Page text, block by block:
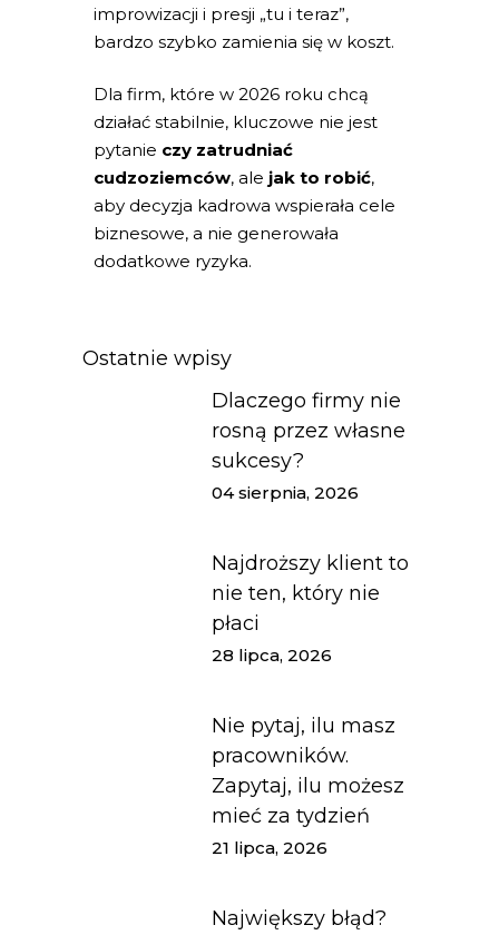
improwizacji i presji „tu i teraz”,
bardzo szybko zamienia się w koszt.
Dla firm, które w 2026 roku chcą
działać stabilnie, kluczowe nie jest
pytanie czy zatrudniać
cudzoziemców, ale jak to robić,
aby decyzja kadrowa wspierała cele
biznesowe, a nie generowała
dodatkowe ryzyka.
Ostatnie wpisy
Dlaczego firmy nie
rosną przez własne
sukcesy?
04 sierpnia, 2026
Najdroższy klient to
nie ten, który nie
płaci
28 lipca, 2026
Nie pytaj, ilu masz
pracowników.
Zapytaj, ilu możesz
mieć za tydzień
21 lipca, 2026
Największy błąd?